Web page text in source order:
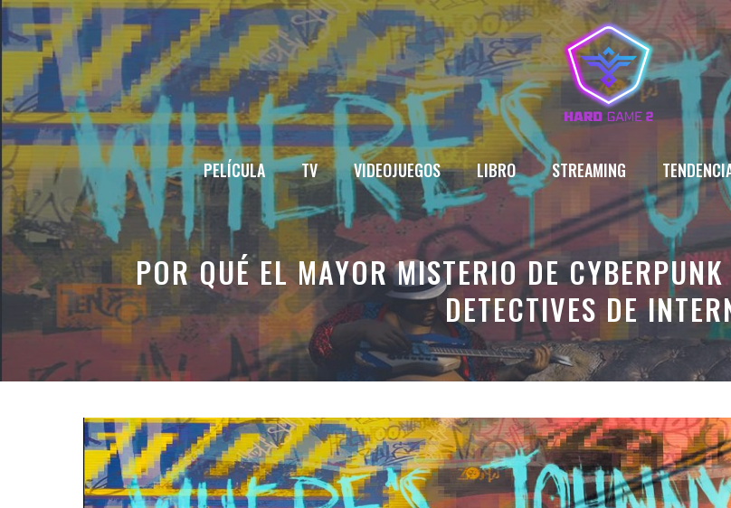
Saltar
al
contenido
PELÍCULA TV VIDEOJUEGOS LIBRO STREAMING
POR QUÉ EL MAYOR MISTERIO DE
DETECTIVES DE